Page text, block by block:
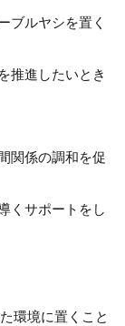
ブルヤシを置く
推進したいとき
関係の調和を促
くサポートをし
環境に置くこと